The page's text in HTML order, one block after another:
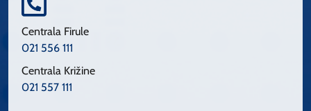
Centrala Firule
021 556 111
Centrala Križine
021 557 111